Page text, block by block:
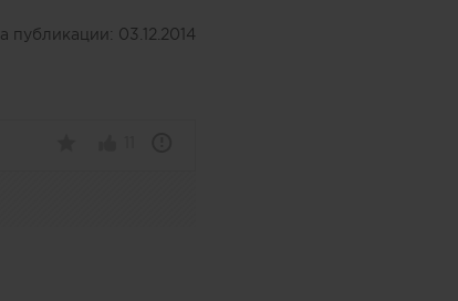
публикации: 03.12.2014